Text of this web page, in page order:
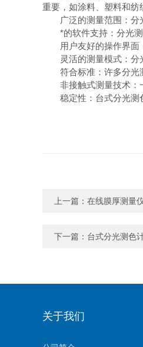
重要，如涂料、塑料和纺
广泛的测量范围：分光
*的软件支持：分光测
用户友好的操作界面：
灵活的测量模式：分光
符合标准：许多分光测
非接触式测量技术：一
稳定性：台式分光测色
上一篇： 在线膜厚测量
下一篇： 台式分光测色
关于我们